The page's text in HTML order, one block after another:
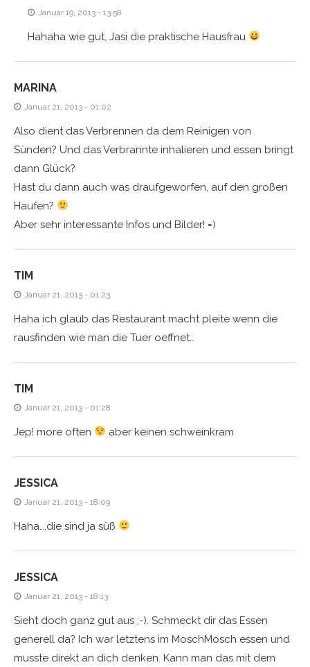
Januar 19, 2013 - 13:58
Hahaha wie gut, Jasi die praktische Hausfrau
MARINA
Januar 21, 2013 - 01:02
Also dient das Verbrennen da dem Reinigen von
Sünden? Und das Verbrannte inhalieren und essen bringt
dann Glück?
Hast du dann auch was draufgeworfen, auf den großen
Haufen?
Aber sehr interessante Infos und Bilder! =)
TIM
Januar 21, 2013 - 01:23
Haha ich glaub das Restaurant macht pleite wenn die
rausfinden wie man die Tuer oeffnet…
TIM
Januar 21, 2013 - 01:28
Jep! more often aber keinen schweinkram
JESSICA
Januar 21, 2013 - 18:09
Haha….die sind ja süß
JESSICA
Januar 21, 2013 - 18:13
Sieht doch ganz gut aus ;-). Schmeckt dir das Essen
generell da? Ich war letztens im MoschMosch essen und
musste direkt an dich denken. Kann man das mit dem